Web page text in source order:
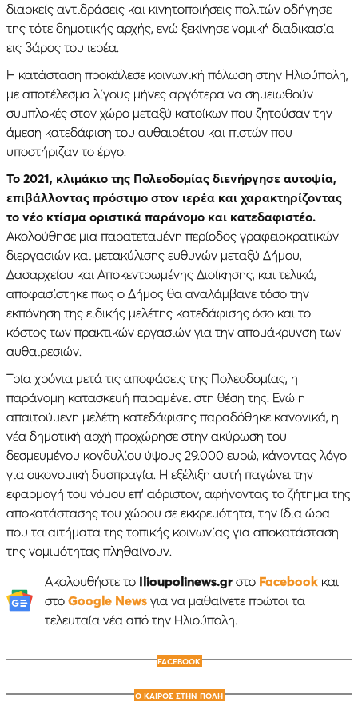
διαρκείς αντιδράσεις και κινητοποιήσεις πολιτών οδήγησε
της τότε δημοτικής αρχής, ενώ ξεκίνησε νομική διαδικασία
εις βάρος του ιερέα.
Η κατάσταση προκάλεσε κοινωνική πόλωση στην Ηλιούπολη,
με αποτέλεσμα λίγους μήνες αργότερα να σημειωθούν
συμπλοκές στον χώρο μεταξύ κατοίκων που ζητούσαν την
άμεση κατεδάφιση του αυθαιρέτου και πιστών που
υποστήριζαν το έργο.
Το 2021, κλιμάκιο της Πολεοδομίας διενήργησε αυτοψία,
επιβάλλοντας πρόστιμο στον ιερέα και χαρακτηρίζοντας
το νέο κτίσμα οριστικά παράνομο και κατεδαφιστέο.
Ακολούθησε μια παρατεταμένη περίοδος γραφειοκρατικών
διεργασιών και μετακύλισης ευθυνών μεταξύ Δήμου,
Δασαρχείου και Αποκεντρωμένης Διοίκησης, και τελικά,
αποφασίστηκε πως ο Δήμος θα αναλάμβανε τόσο την
εκπόνηση της ειδικής μελέτης κατεδάφισης όσο και το
κόστος των πρακτικών εργασιών για την απομάκρυνση των
αυθαιρεσιών.
Τρία χρόνια μετά τις αποφάσεις της Πολεοδομίας, η
παράνομη κατασκευή παραμένει στη θέση της. Ενώ η
απαιτούμενη μελέτη κατεδάφισης παραδόθηκε κανονικά, η
νέα δημοτική αρχή προχώρησε στην ακύρωση του
δεσμευμένου κονδυλίου ύψους 29.000 ευρώ, κάνοντας λόγο
για οικονομική δυσπραγία. Η εξέλιξη αυτή παγώνει την
εφαρμογή του νόμου επ’ αόριστον, αφήνοντας το ζήτημα της
αποκατάστασης του χώρου σε εκκρεμότητα, την ίδια ώρα
που τα αιτήματα της τοπικής κοινωνίας για αποκατάσταση
της νομιμότητας πληθαίνουν.
Ακολουθήστε το Ilioupolinews.grστο Facebookκαι
στο Google Newsγια να μαθαίνετε πρώτοι τα
τελευταία νέα από την Ηλιούπολη.
FACEBOOK
Ο ΚΑΙΡΟΣ ΣΤΗΝ ΠΟΛΗ